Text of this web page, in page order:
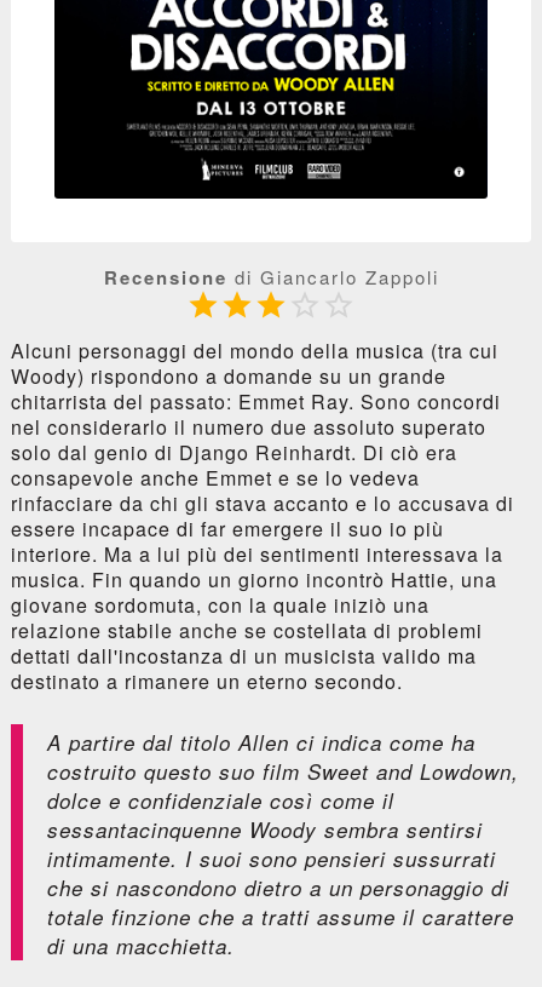
Recensione di Giancarlo Zappoli
  
Alcuni personaggi del mondo della musica (tra cui
Woody) rispondono a domande su un grande
chitarrista del passato: Emmet Ray. Sono concordi
nel considerarlo il numero due assoluto superato
solo dal genio di Django Reinhardt. Di ciò era
consapevole anche Emmet e se lo vedeva
rinfacciare da chi gli stava accanto e lo accusava di
essere incapace di far emergere il suo io più
interiore. Ma a lui più dei sentimenti interessava la
musica. Fin quando un giorno incontrò Hattie, una
giovane sordomuta, con la quale iniziò una
relazione stabile anche se costellata di problemi
dettati dall'incostanza di un musicista valido ma
destinato a rimanere un eterno secondo.
A partire dal titolo Allen ci indica come ha
costruito questo suo film Sweet and Lowdown,
dolce e confidenziale così come il
sessantacinquenne Woody sembra sentirsi
intimamente. I suoi sono pensieri sussurrati
che si nascondono dietro a un personaggio di
totale finzione che a tratti assume il carattere
di una macchietta.